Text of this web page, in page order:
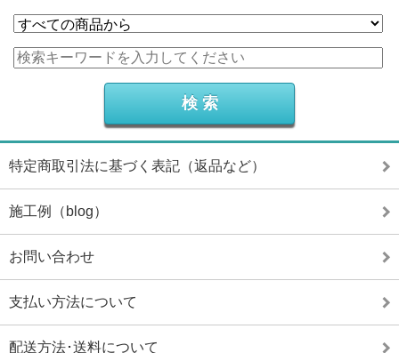
特定商取引法に基づく表記（返品など）
施工例（blog）
お問い合わせ
支払い方法について
配送方法･送料について